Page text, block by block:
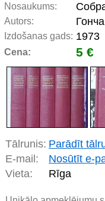
Nosaukums:
Autors:
Izdošanas gads: 1973
Cena: 5 €
Tālrunis: Parādīt
E-mail:
Nosūtīt e-
Vieta:
Rīga